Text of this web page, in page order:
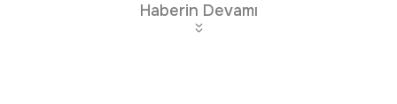
Haberin Devamı